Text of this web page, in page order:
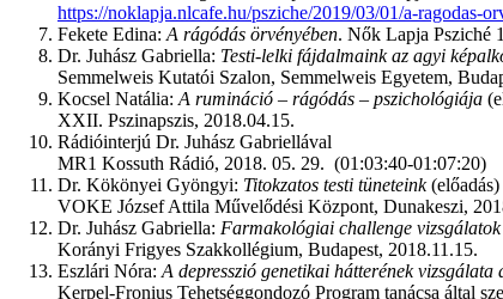
https://noklapja.nlcafe.hu/psziche/2019/03/01/a-ragodas-
Fekete Edina: A rágódás örvényében. Nők Lapja Psziché
Dr. Juhász Gabriella: Testi-lelki fájdalmaink az agyi
Semmelweis Kutatói Szalon, Semmelweis Egyetem,
Kocsel Natália: A rumináció – rágódás – pszichológiája
XXII. Pszinapszis, 2018.04.15.
Rádióinterjú Dr. Juhász Gabriellával
MR1 Kossuth Rádió, 2018. 05. 29. (01:03:40-01:07:20)
Dr. Kökönyei Gyöngyi: Titokzatos testi tüneteink(előadás)
VOKE József Attila Művelődési Központ, Dunakeszi,
Dr. Juhász Gabriella: Farmakológiai challenge
Korányi Frigyes Szakkollégium, Budapest, 2018.11.15.
Eszlári Nóra: A depresszió genetikai hátterének vizsgálata
Kerpel-Fronius Tehetséggondozó Program tanácsa által